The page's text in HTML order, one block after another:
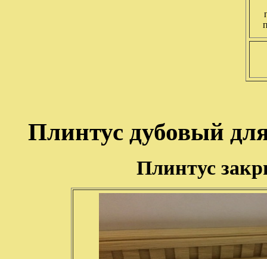
Плинтус дубовый
Плинтус